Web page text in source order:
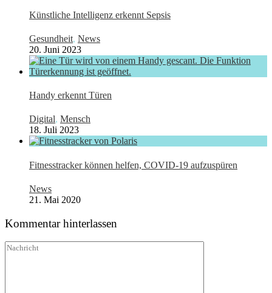
Künstliche Intelligenz erkennt Sepsis
Gesundheit, News
20. Juni 2023
Handy erkennt Türen
Digital, Mensch
18. Juli 2023
Fitnesstracker können helfen, COVID-19 aufzuspüren
News
21. Mai 2020
Kommentar hinterlassen